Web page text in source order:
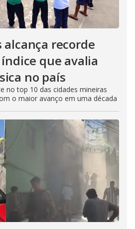
alcança recorde
que avalia
no país
no top 10 das cidades mineiras
o maior avanço em uma década